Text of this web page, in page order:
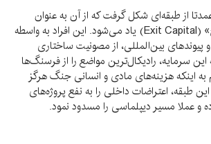
از طبقه‌ای شکل گرفت که از آن به عنوان
صاحبان «سرمایه خروج» (Exit Capital) یاد می‌شود. این افراد به واسطه
پیوندهای بین‌المللی، از مصونیت ساختاری
به این سرمایه، رادیکال‌ترین مواضع را از فرسنگ‌ها
به اینکه هزینه‌های مادی و انسانی جنگ هرگز
طبقه، اعتراضات داخلی را به نفع پروژه‌های
و عملا مسیر دیپلماسی را مسدود نمود.